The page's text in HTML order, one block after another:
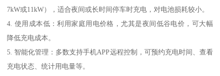
7kW或11kW），适合夜间或长时间停车时充电，对电池损耗较小。
4. 使用成本低：利用家庭用电价格，尤其是夜间低谷电价，可大幅
降低充电成本。
5. 智能化管理：多数支持手机APP远程控制，可预约充电时间、查看
充电状态、统计用电量等。